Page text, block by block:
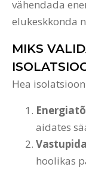
vähendada
elukeskkonda
MIKS
Hea
aidates
hoolikas